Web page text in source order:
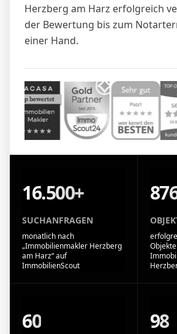
Herzberg am Harz erfolgreich
der Bewertung bis zum
einer Hand.
16.500+
SUCHANFRAGEN
monatlich nach
„Immobilienmakler Herzberg
am Harz“ auf
ImmobilienScout
60 98